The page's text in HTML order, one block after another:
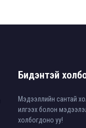
Бидэнтэй
Мэдээллийн сантай
илгээх болон
холбогдоно уу!